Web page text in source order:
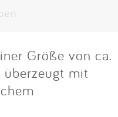
Größe von ca.
überzeugt mit